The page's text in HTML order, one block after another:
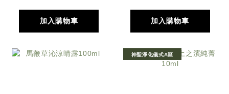
加入購物車 加入購物車
神聖淨化儀式A區